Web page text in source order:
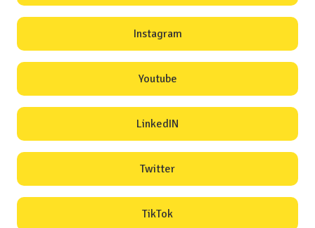
Instagram
Youtube
LinkedIN
Twitter
TikTok